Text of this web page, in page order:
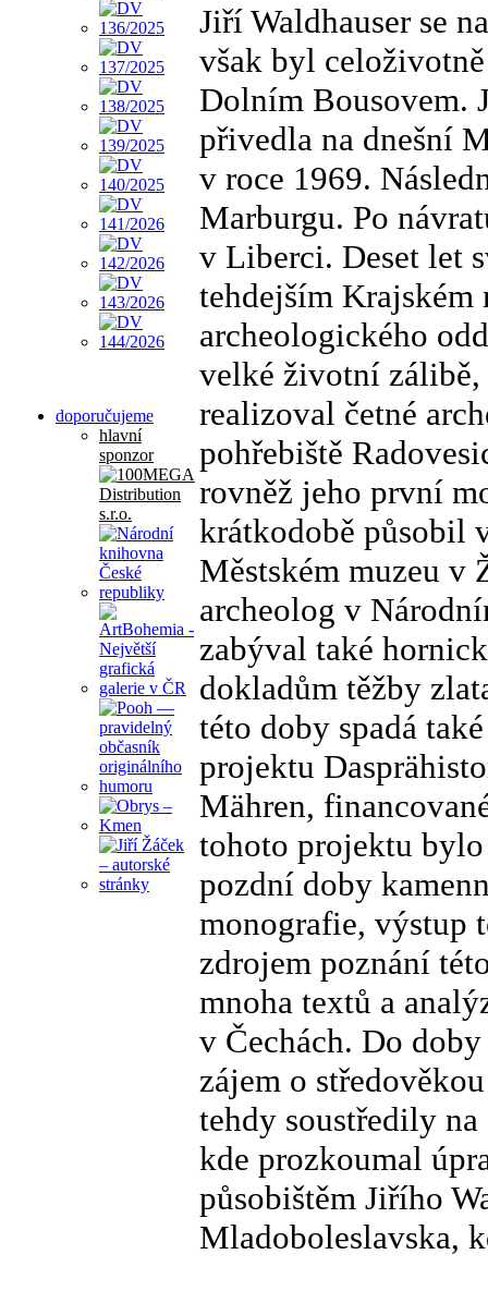
doporučujeme
hlavní
sponzor
Jiří Waldhauser se
však byl
Dolním Bousovem.
přivedla na dnešní
v roce 1969.
Marburgu. Po
v Liberci. Deset let
tehdejším
archeologického
velké životní
realizoval četné
pohřebiště
rovněž jeho první
krátkodobě působil
Městském muzeu v
archeolog v
zabýval také
dokladům těžby
této doby spadá
projektu
Mähren,
tohoto projektu
pozdní doby
monografie, výstup
zdrojem poznání
mnoha textů a
v Čechách. Do
zájem o
tehdy soustředily
kde prozkoumal
působištěm Jiřího
Mladoboleslavska,